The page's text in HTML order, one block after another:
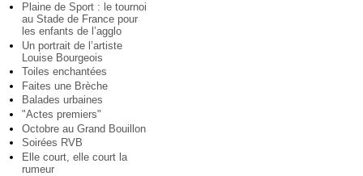
Plaine de Sport : le tournoi
au Stade de France pour
les enfants de l’agglo
Un portrait de l’artiste
Louise Bourgeois
Toiles enchantées
Faites une Brèche
Balades urbaines
"Actes premiers"
Octobre au Grand Bouillon
Soirées RVB
Elle court, elle court la
rumeur